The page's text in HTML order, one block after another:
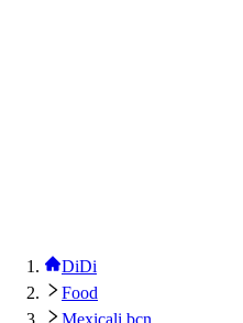
DiDi
Food
Mexicali bcn